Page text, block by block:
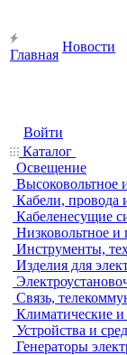
Главная
Новости
Войти
Каталог
Освещение
Высоковольтное
Кабели, провода
Кабеленесущие
Низковольтное
Инструменты,
Изделия для
Связь,
Климатические
Устройства и
Генераторы